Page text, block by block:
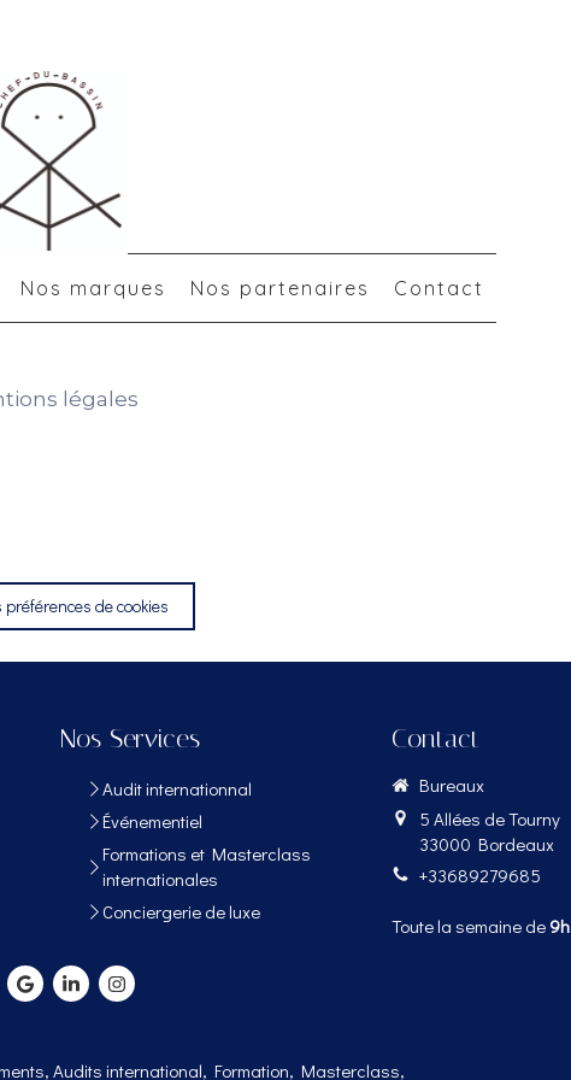
Nos marques Nos partenaires Contact
légales
préférences de cookies
Nos Services
Audit internationnal
Événementiel
Formations et Masterclass
internationales
Conciergerie de luxe
Contact
Bureaux
5 Allées de Tourny
33000 Bordeaux
+33689279685
Toute la semaine de 9h
Audits international, Formation, Masterclass,